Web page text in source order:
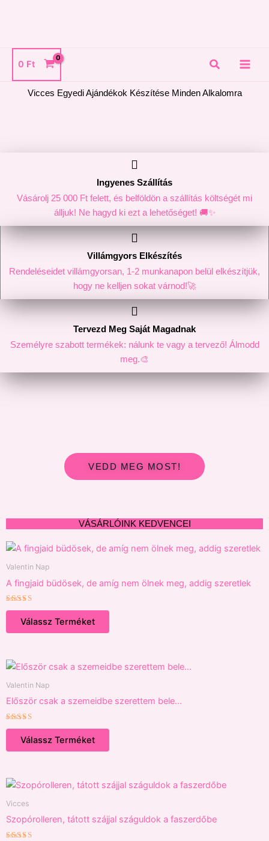
0 Ft Search
Vicces Egyedi Ajándékok Készítése Minden Alkalomra
Ingyenes Szállítás
Vásárolj 25 000 Ft felett, és belföldön a szállítás költségét mi
álljuk! Ne hagyd ki ezt a lehetőséget! 🚚✨
Villámgyors Elkészítés
Rendeléseidet villámgyorsan, 1-2 munkanapon belül elkészítjük,
hogy ne kelljen sokat várnod!🚀
Tervezd Meg Saját Magadnak
Személyre szabott termékek: nálunk te vagy a tervező! Álmodd
meg.🎨
VEDD MEG MOST!
VÁSÁRLÓINK KEDVENCEI
Valentin Nap
A fingjaid büdösek, de amíg nem ölnek meg, addig szeretlek
Értékelés:
5.00Válassz Terméket
Valentin Nap
Először csak a szemeidbe szerettem bele…
Értékelés:
5.00Válassz Terméket
Vicces
Szopórolleren, tátott szájjal száguldok a faszerdőbe